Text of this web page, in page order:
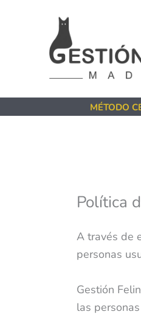
MÉTODO
Política
A través de
personas
Gestión
las